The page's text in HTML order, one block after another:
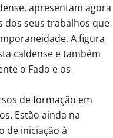
apresentam agora
dos seus trabalhos que
A figura
caldense e também
o Fado e os
de formação em
Estão ainda na
de iniciação à